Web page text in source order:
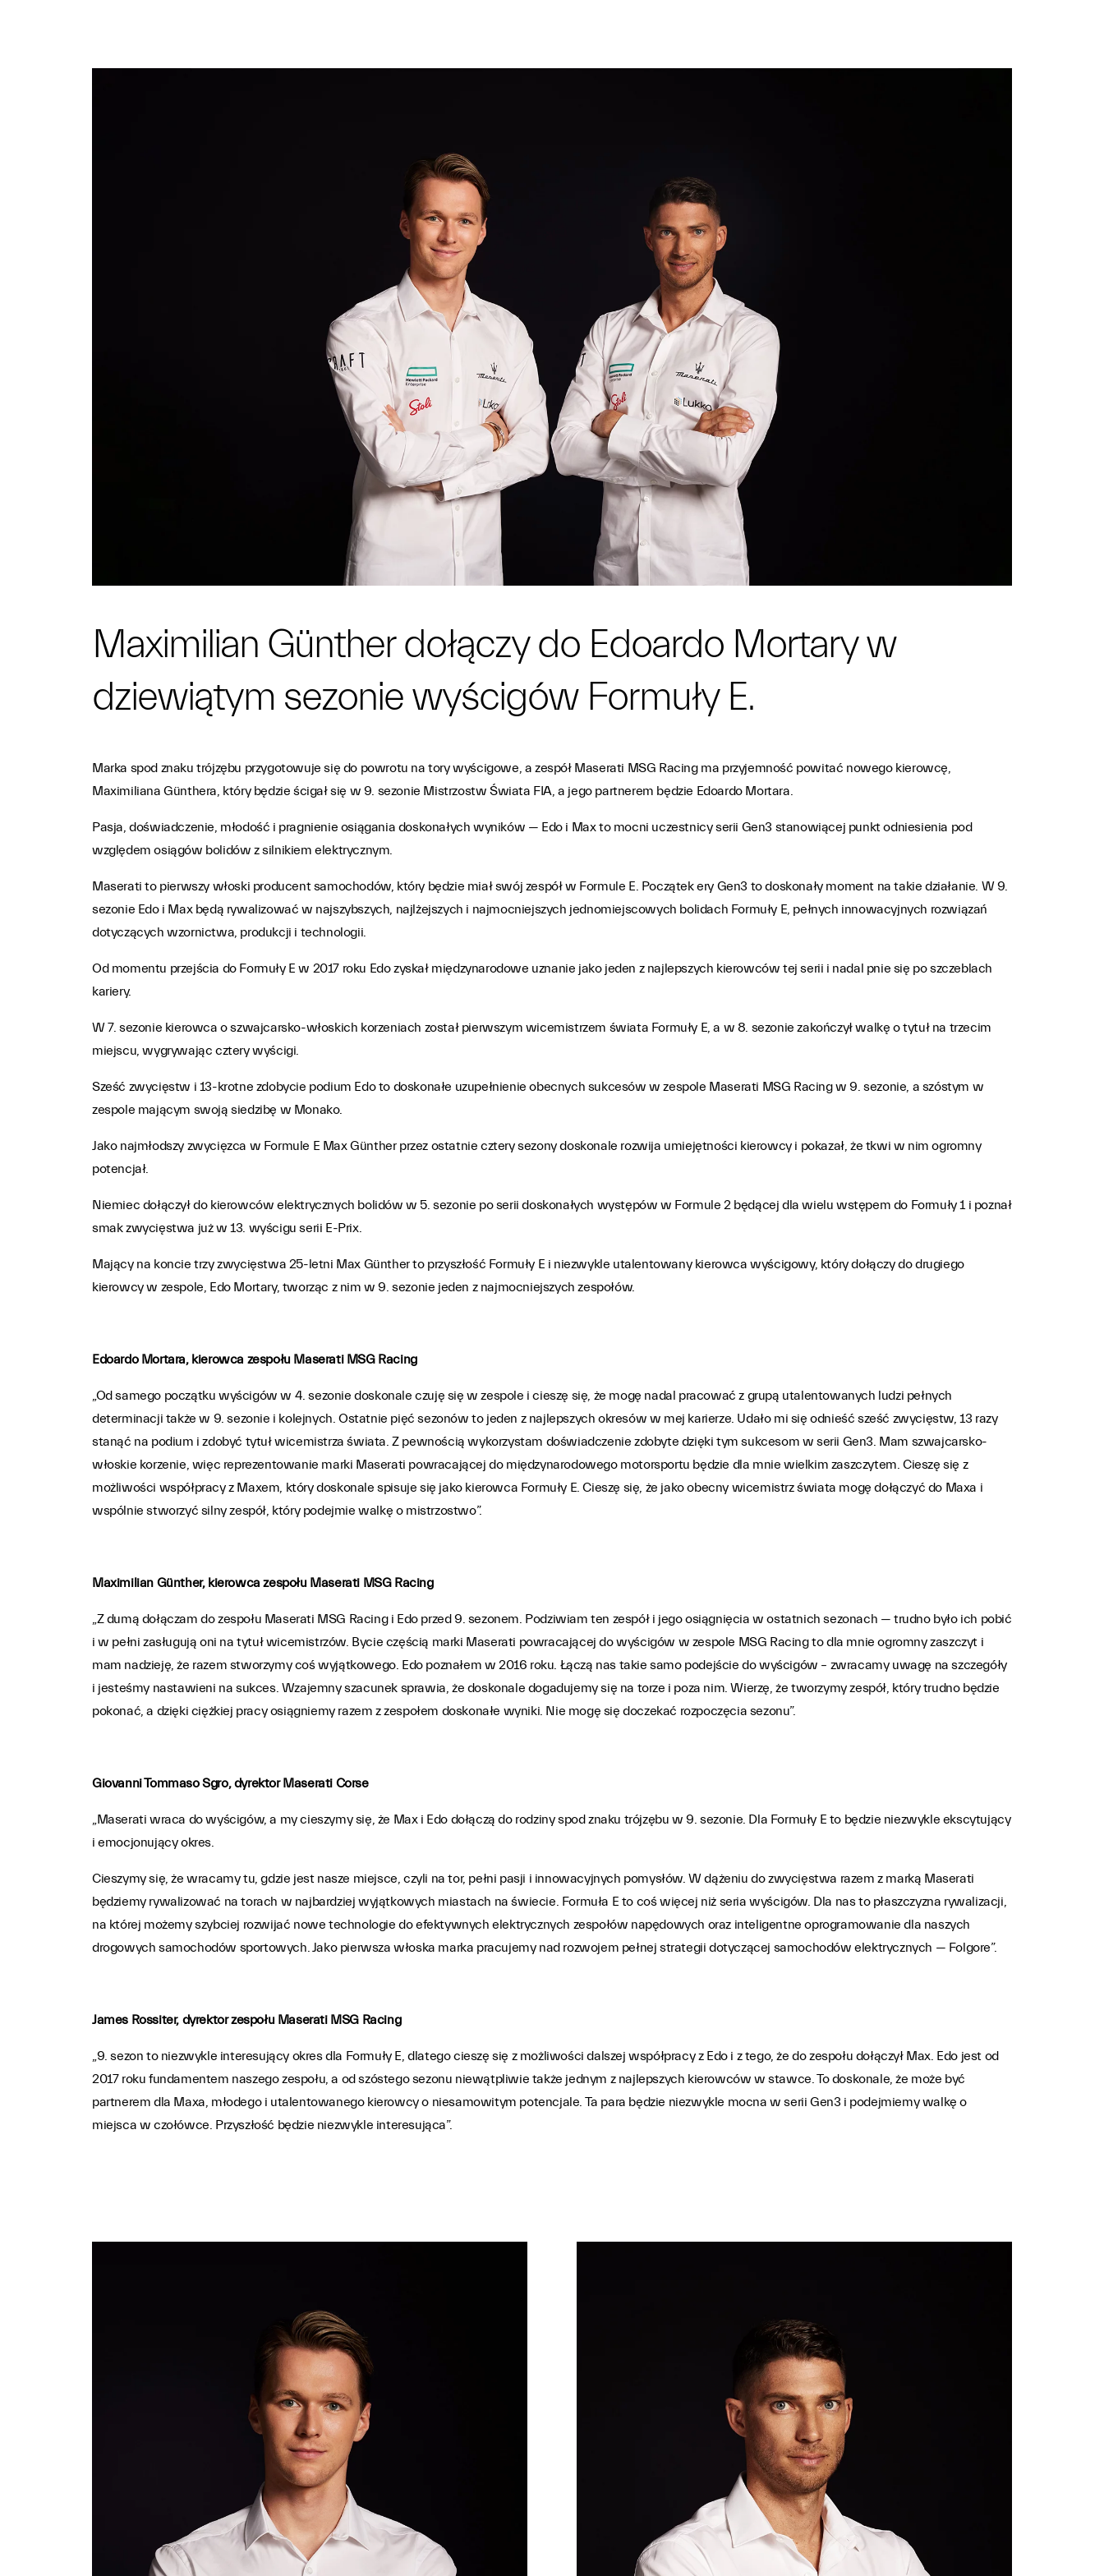
Maximilian Günther dołączy do Edoardo Mortary w
dziewiątym sezonie wyścigów Formuły E.
Marka spod znaku trójzębu przygotowuje się do powrotu na tory wyścigowe, a zespół Maserati MSG Racing ma przyjemność powitać nowego kierowcę,
Maximiliana Günthera, który będzie ścigał się w 9. sezonie Mistrzostw Świata FIA, a jego partnerem będzie Edoardo Mortara.
Pasja, doświadczenie, młodość i pragnienie osiągania doskonałych wyników — Edo i Max to mocni uczestnicy serii Gen3 stanowiącej punkt odniesienia pod
względem osiągów bolidów z silnikiem elektrycznym.
Maserati to pierwszy włoski producent samochodów, który będzie miał swój zespół w Formule E. Początek ery Gen3 to doskonały moment na takie działanie. W 9.
sezonie Edo i Max będą rywalizować w najszybszych, najlżejszych i najmocniejszych jednomiejscowych bolidach Formuły E, pełnych innowacyjnych rozwiązań
dotyczących wzornictwa, produkcji i technologii.
Od momentu przejścia do Formuły E w 2017 roku Edo zyskał międzynarodowe uznanie jako jeden z najlepszych kierowców tej serii i nadal pnie się po szczeblach
kariery.
W 7. sezonie kierowca o szwajcarsko-włoskich korzeniach został pierwszym wicemistrzem świata Formuły E, a w 8. sezonie zakończył walkę o tytuł na trzecim
miejscu, wygrywając cztery wyścigi.
Sześć zwycięstw i 13-krotne zdobycie podium Edo to doskonałe uzupełnienie obecnych sukcesów w zespole Maserati MSG Racing w 9. sezonie, a szóstym w
zespole mającym swoją siedzibę w Monako.
Jako najmłodszy zwycięzca w Formule E Max Günther przez ostatnie cztery sezony doskonale rozwija umiejętności kierowcy i pokazał, że tkwi w nim ogromny
potencjał.
Niemiec dołączył do kierowców elektrycznych bolidów w 5. sezonie po serii doskonałych występów w Formule 2 będącej dla wielu wstępem do Formuły 1 i poznał
smak zwycięstwa już w 13. wyścigu serii E-Prix.
Mający na koncie trzy zwycięstwa 25-letni Max Günther to przyszłość Formuły E i niezwykle utalentowany kierowca wyścigowy, który dołączy do drugiego
kierowcy w zespole, Edo Mortary, tworząc z nim w 9. sezonie jeden z najmocniejszych zespołów.
Edoardo Mortara, kierowca zespołu Maserati MSG Racing
„Od samego początku wyścigów w 4. sezonie doskonale czuję się w zespole i cieszę się, że mogę nadal pracować z grupą utalentowanych ludzi pełnych
determinacji także w 9. sezonie i kolejnych. Ostatnie pięć sezonów to jeden z najlepszych okresów w mej karierze. Udało mi się odnieść sześć zwycięstw, 13 razy
stanąć na podium i zdobyć tytuł wicemistrza świata. Z pewnością wykorzystam doświadczenie zdobyte dzięki tym sukcesom w serii Gen3. Mam szwajcarsko-
włoskie korzenie, więc reprezentowanie marki Maserati powracającej do międzynarodowego motorsportu będzie dla mnie wielkim zaszczytem. Cieszę się z
możliwości współpracy z Maxem, który doskonale spisuje się jako kierowca Formuły E. Cieszę się, że jako obecny wicemistrz świata mogę dołączyć do Maxa i
wspólnie stworzyć silny zespół, który podejmie walkę o mistrzostwo”.
Maximilian Günther, kierowca zespołu Maserati MSG Racing
„Z dumą dołączam do zespołu Maserati MSG Racing i Edo przed 9. sezonem. Podziwiam ten zespół i jego osiągnięcia w ostatnich sezonach — trudno było ich pobić
i w pełni zasługują oni na tytuł wicemistrzów. Bycie częścią marki Maserati powracającej do wyścigów w zespole MSG Racing to dla mnie ogromny zaszczyt i
mam nadzieję, że razem stworzymy coś wyjątkowego. Edo poznałem w 2016 roku. Łączą nas takie samo podejście do wyścigów – zwracamy uwagę na szczegóły
i jesteśmy nastawieni na sukces. Wzajemny szacunek sprawia, że doskonale dogadujemy się na torze i poza nim. Wierzę, że tworzymy zespół, który trudno będzie
pokonać, a dzięki ciężkiej pracy osiągniemy razem z zespołem doskonałe wyniki. Nie mogę się doczekać rozpoczęcia sezonu”.
Giovanni Tommaso Sgro, dyrektor Maserati Corse
„Maserati wraca do wyścigów, a my cieszymy się, że Max i Edo dołączą do rodziny spod znaku trójzębu w 9. sezonie. Dla Formuły E to będzie niezwykle ekscytujący
i emocjonujący okres.
Cieszymy się, że wracamy tu, gdzie jest nasze miejsce, czyli na tor, pełni pasji i innowacyjnych pomysłów. W dążeniu do zwycięstwa razem z marką Maserati
będziemy rywalizować na torach w najbardziej wyjątkowych miastach na świecie. Formuła E to coś więcej niż seria wyścigów. Dla nas to płaszczyzna rywalizacji,
na której możemy szybciej rozwijać nowe technologie do efektywnych elektrycznych zespołów napędowych oraz inteligentne oprogramowanie dla naszych
drogowych samochodów sportowych. Jako pierwsza włoska marka pracujemy nad rozwojem pełnej strategii dotyczącej samochodów elektrycznych — Folgore”.
James Rossiter, dyrektor zespołu Maserati MSG Racing
„9. sezon to niezwykle interesujący okres dla Formuły E, dlatego cieszę się z możliwości dalszej współpracy z Edo i z tego, że do zespołu dołączył Max. Edo jest od
2017 roku fundamentem naszego zespołu, a od szóstego sezonu niewątpliwie także jednym z najlepszych kierowców w stawce. To doskonale, że może być
partnerem dla Maxa, młodego i utalentowanego kierowcy o niesamowitym potencjale. Ta para będzie niezwykle mocna w serii Gen3 i podejmiemy walkę o
miejsca w czołówce. Przyszłość będzie niezwykle interesująca”.